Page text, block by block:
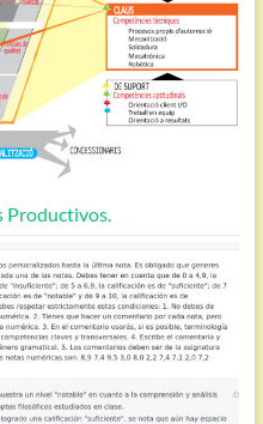
Productivos.